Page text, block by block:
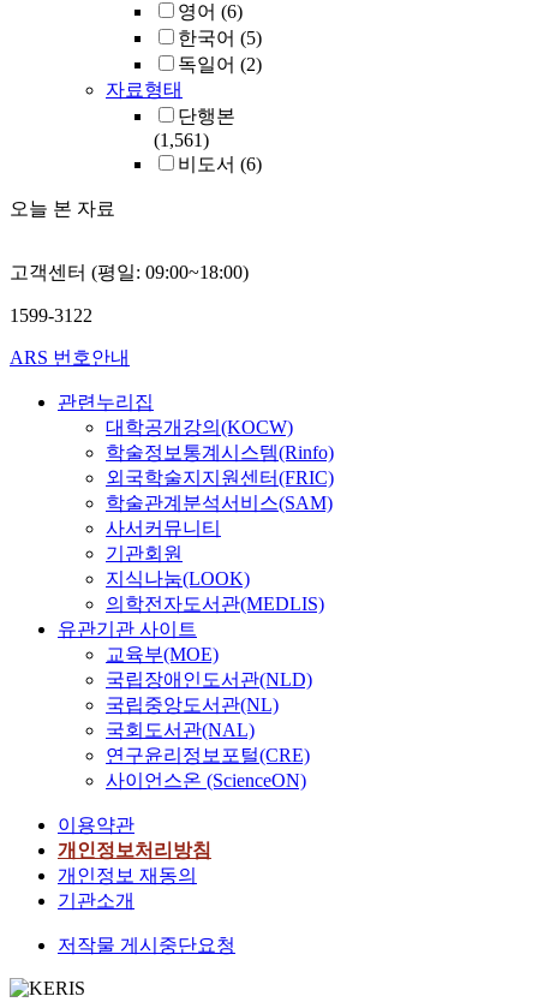
영어 (6)
한국어 (5)
독일어 (2)
자료형태
단행본
(1,561)
비도서 (6)
오늘 본 자료
고객센터 (평일: 09:00~18:00)
1599-3122
ARS 번호안내
관련누리집
대학공개강의(KOCW)
학술정보통계시스템(Rinfo)
외국학술지지원센터(FRIC)
학술관계분석서비스(SAM)
사서커뮤니티
기관회원
지식나눔(LOOK)
의학전자도서관(MEDLIS)
유관기관 사이트
교육부(MOE)
국립장애인도서관(NLD)
국립중앙도서관(NL)
국회도서관(NAL)
연구윤리정보포털(CRE)
사이언스온 (ScienceON)
이용약관
개인정보처리방침
개인정보 재동의
기관소개
저작물 게시중단요청